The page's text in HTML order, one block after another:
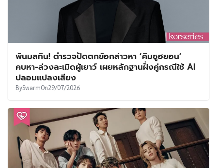
พ้นมลทิน! ตำรวจปัดตกข้อกล่าวหา ‘คิมซูฮยอน’
คบหา-ล่วงละเมิดผู้เยาว์ เผยหลักฐานฝั่งคู่กรณีใช้ AI
ปลอมแปลงเสียง
BySwarmOn29/07/2026